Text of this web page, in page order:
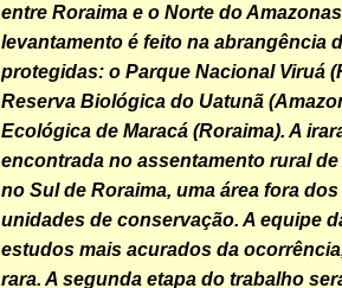
entre Roraima e o Norte do
levantamento é feito na abrangência
protegidas: o Parque Nacional Viruá
Reserva Biológica do Uatunã
Ecológica de Maracá (Roraima). A
encontrada no assentamento rural
no Sul de Roraima, uma área fora
unidades de conservação. A equipe
estudos mais acurados da
rara. A segunda etapa do trabalho